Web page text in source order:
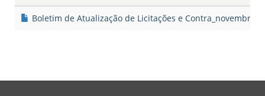
Boletim de Atualização de Licitações e